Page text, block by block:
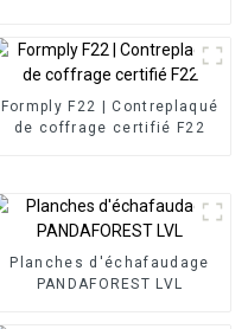
Formply F22 | Contreplaqué
de coffrage certifié F22
Planches d'échafaudage
PANDAFOREST LVL